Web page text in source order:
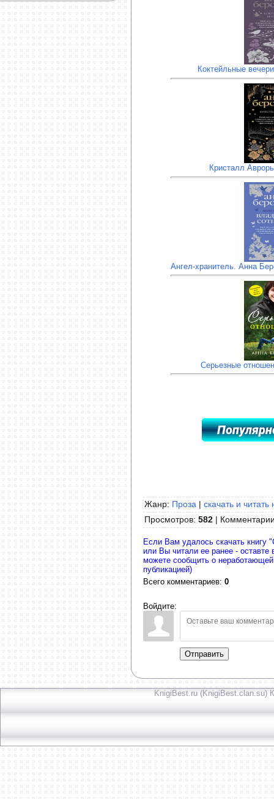
Коктейльные
Кристалл
Ангел-хранитель. Анна
Серьезные
Жанр: Проза | скачать и читать
Просмотров: 582 |
Если Вам удалось скачать книгу
или Вы читали ее ранее -
можете сообщить о
публикацией)
Всего комментариев: 0
Войдите:
Отправить
KnigiBest.ru (KnigiBest.clan.su)